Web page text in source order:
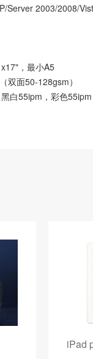
Server 2003/2008/
，最小A5
双面50-128gsm）
白55ipm，彩色55ipm
iPad